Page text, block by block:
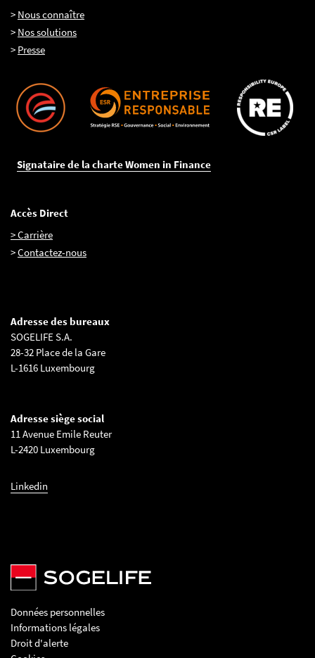
> Nous connaître
> Nos solutions
> Presse
Signataire de la charte Women in Finance
Accès Direct
> Carrière
>Contactez-nous
Adresse des bureaux
SOGELIFE S.A.
28-32 Place de la Gare
L-1616 Luxembourg
Adresse siège social
11 Avenue Emile Reuter
L-2420 Luxembourg
Linkedin
Données personnelles
Informations légales
Droit d'alerte